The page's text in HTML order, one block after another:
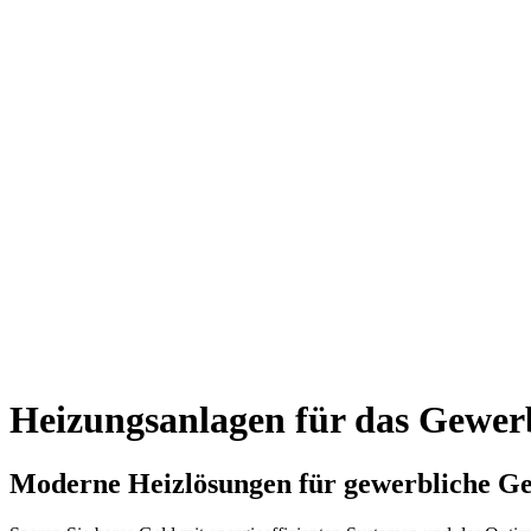
Heizungsanlagen für das
Moderne Heizlösungen für gewerbliche